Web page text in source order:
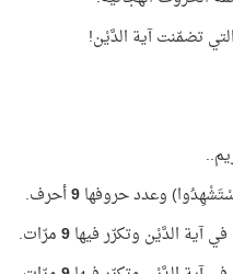
وعدد حروفها9أحرف.
آية الدَّيْن وتكرّر فيها9مرّات.